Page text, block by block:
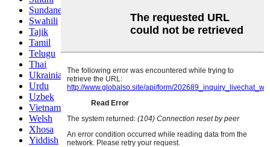
Sundanese
Swahili
Tajik
Tamil
Telugu
Thai
Ukrainian
Urdu
Uzbek
Vietnamese
Welsh
Xhosa
Yiddish